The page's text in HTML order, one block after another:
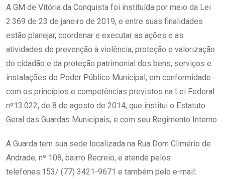
A GM de Vitória da Conquista foi instituída por meio da Lei
2.369 de 23 de janeiro de 2019, e entre suas finalidades
estão planejar, coordenar e executar as ações e as
atividades de prevenção à violência, proteção e valorização
do cidadão e da proteção patrimonial dos bens, serviços e
instalações do Poder Público Municipal, em conformidade
com os princípios e competências previstos na Lei Federal
nº13.022, de 8 de agosto de 2014, que institui o Estatuto
Geral das Guardas Municipais, e com seu Regimento Interno.
A Guarda tem sua sede localizada na Rua Dom Climério de
Andrade, nº 108, bairro Recreio, e atende pelos
telefones:153/ (77) 3421-9671 e também pelo e-mail: